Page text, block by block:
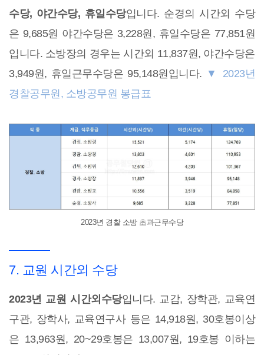
수당, 야간수당, 휴일수당입니다. 순경의 시간외 수당
은 9,685원 야간수당은 3,228원, 휴일수당은 77,851원
입니다. 소방장의 경우는 시간외 11,837원, 야간수당은
3,949원, 휴일근무수당은 95,148원입니다. ▼ 2023년
경찰공무원, 소방공무원 봉급표
2023년 경찰 소방 초과근무수당
7. 교원 시간외 수당
2023년 교원 시간외수당입니다. 교감, 장학관, 교육연
구관, 장학사, 교육연구사 등은 14,918원, 30호봉이상
은 13,963원, 20~29호봉은 13,007원, 19호봉 이하는